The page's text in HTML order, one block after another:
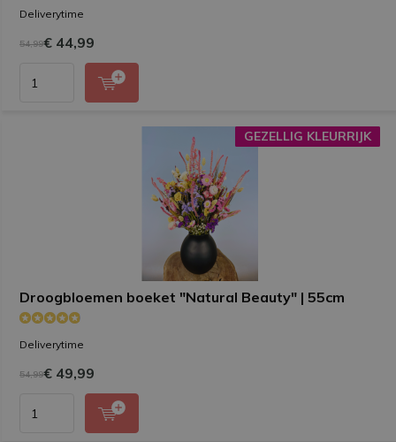
Deliverytime
54,99€ 44,99
Droogbloemen boeket "Natural Beauty" | 55cm
Deliverytime
GEZELLIG KLEURRIJK
54,99€ 49,99
GEZELLIG KLEURRIJK